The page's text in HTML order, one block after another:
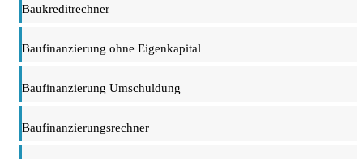
Baukreditrechner
Baufinanzierung ohne Eigenkapital
Baufinanzierung Umschuldung
Baufinanzierungsrechner